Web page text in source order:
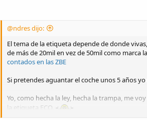
@ndres dijo:
El tema de la etiqueta depende de donde
de más de 20mil en vez de 50mil como marca
contados en las ZBE
Si pretendes aguantar el coche unos 5 años
Yo, como hecha la ley, hecha la trampa, me
la etiqueta ECO.